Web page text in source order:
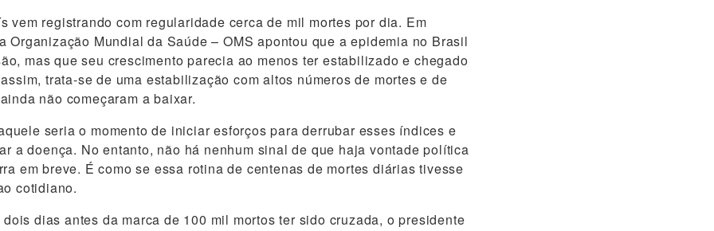
vem registrando com regularidade cerca de mil mortes por dia. Em
Organização Mundial da Saúde – OMS apontou que a epidemia no Brasil
mas que seu crescimento parecia ao menos ter estabilizado e chegado
trata-se de uma estabilização com altos números de mortes e de
não começaram a baixar.
seria o momento de iniciar esforços para derrubar esses índices e
a doença. No entanto, não há nenhum sinal de que haja vontade política
em breve. É como se essa rotina de centenas de mortes diárias tivesse
cotidiano.
dias antes da marca de 100 mil mortos ter sido cruzada, o presidente